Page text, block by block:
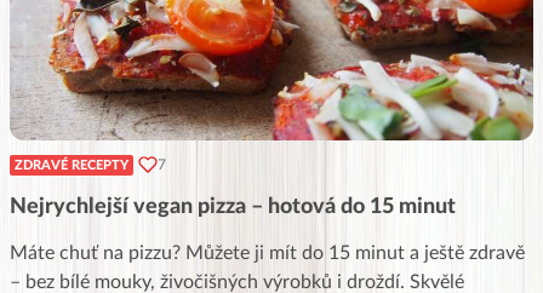
ZDRAVÉ RECEPTY 7
Nejrychlejší vegan pizza – hotová do 15 minut
Máte chuť na pizzu? Můžete ji mít do 15 minut a ještě zdravě
– bez bílé mouky, živočišných výrobků i droždí. Skvělé